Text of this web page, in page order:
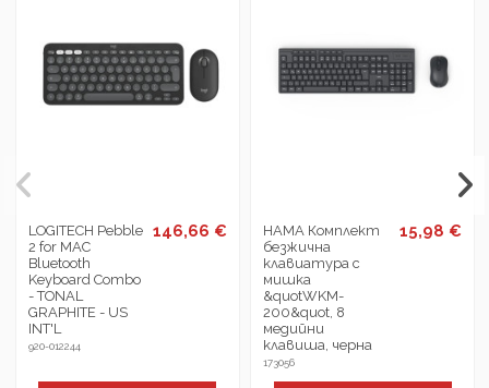
LOGITECH Pebble
2 for MAC
Bluetooth
Keyboard Combo
- TONAL
GRAPHITE - US
INT'L
920-012244
146,66 €
HAMA Комплект
безжична
клавиатура с
мишка
&quotWKM-
200&quot, 8
медийни
клавиша, черна
173056
15,98 €